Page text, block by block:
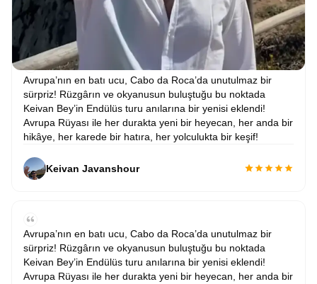
Avrupa’nın en batı ucu, Cabo da Roca’da unutulmaz bir
sürpriz! Rüzgârın ve okyanusun buluştuğu bu noktada
Keivan Bey’in Endülüs turu anılarına bir yenisi eklendi!
Avrupa Rüyası ile her durakta yeni bir heyecan, her anda bir
hikâye, her karede bir hatıra, her yolculukta bir keşif!
Keivan Javanshour
Avrupa’nın en batı ucu, Cabo da Roca’da unutulmaz bir
sürpriz! Rüzgârın ve okyanusun buluştuğu bu noktada
Keivan Bey’in Endülüs turu anılarına bir yenisi eklendi!
Avrupa Rüyası ile her durakta yeni bir heyecan, her anda bir